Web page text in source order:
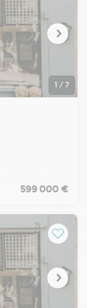
1 / 7
situé
m², et
électrique,
599 000 €